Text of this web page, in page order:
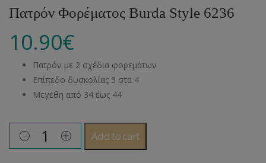
Πατρόν Φορέματος Burda Style 6236
10.90€
Πατρόν με 2 σχέδια φορεμάτων
Επίπεδο δυσκολίας 3 στα 4
Μεγέθη από 34 έως 44
Add to cart